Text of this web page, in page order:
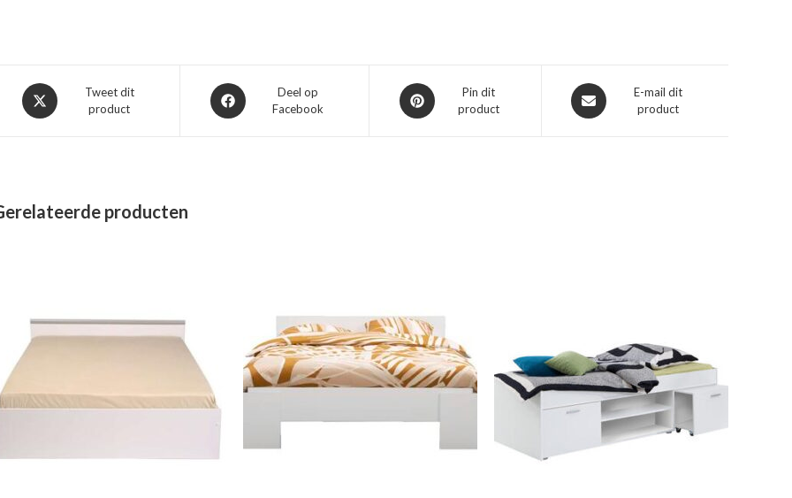
Opent
in
Tweet dit
product
Opent
in
Deel op
Facebook
Opent
in
Pin dit
product
Opent
in
E-mail dit
product
producten